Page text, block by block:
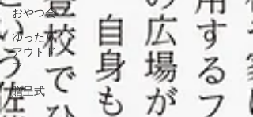
おやつ会
ゆったり
アウトド
ア
贈呈式